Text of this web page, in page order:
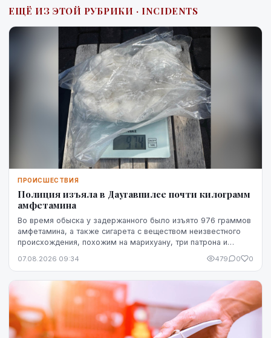
ЕЩЁ ИЗ ЭТОЙ РУБРИКИ · INCIDENTS
ПРОИСШЕСТВИЯ
Полиция изъяла в Даугавпилсе почти килограмм
амфетамина
Во время обыска у задержанного было изъято 976 граммов
амфетамина, а также сигарета с веществом неизвестного
происхождения, похожим на марихуану, три патрона и
07.08.2026 09:34 479 0 0